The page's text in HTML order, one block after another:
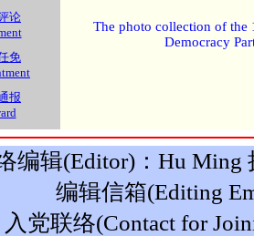
论
免
报
The photo collection of the
Democracy
编辑(Editor)：Hu Ming
编辑信箱(Editing
入党联络(Contact for